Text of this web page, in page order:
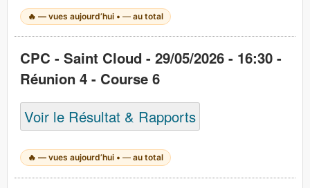
🔥— vues aujourd’hui •— au total
CPC - Saint Cloud - 29/05/2026 - 16:30 -
Réunion 4 - Course 6
Voir le Résultat & Rapports
🔥— vues aujourd’hui •— au total